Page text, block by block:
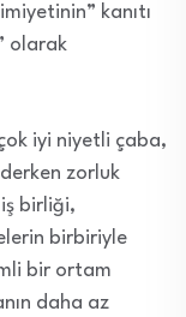
kanıtı
olarak
iyi niyetli çaba,
zorluk
birliği,
birbiriyle
bir ortam
daha az